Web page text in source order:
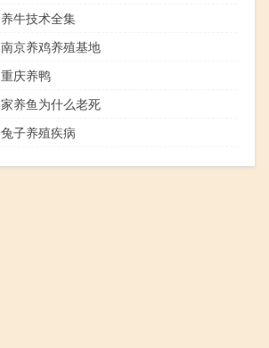
养牛技术全集
南京养鸡养殖基地
重庆养鸭
家养鱼为什么老死
兔子养殖疾病